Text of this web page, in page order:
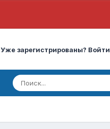
Уже зарегистрированы? Войти